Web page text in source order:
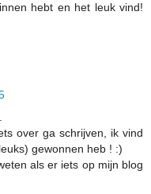
hebt en het leuk vind!
over ga schrijven, ik vind
gewonnen heb ! :)
als er iets op mijn blog